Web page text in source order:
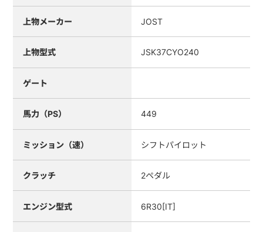
上物メーカー JOST
上物型式 JSK37CYO240
ゲート
馬力（PS） 449
ミッション（速） シフトパイロット
クラッチ 2ペダル
エンジン型式 6R30[IT]